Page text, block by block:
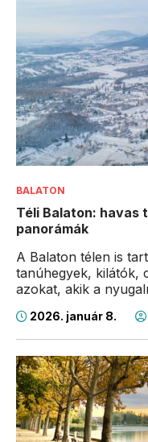
BALATON
Téli Balaton: havas
panorámák
A Balaton télen is
tanúhegyek, kilátók,
azokat, akik a
2026. január 8.